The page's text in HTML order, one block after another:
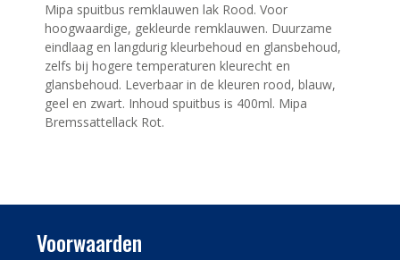
Mipa spuitbus remklauwen lak Rood. Voor
hoogwaardige, gekleurde remklauwen. Duurzame
eindlaag en langdurig kleurbehoud en glansbehoud,
zelfs bij hogere temperaturen kleurecht en
glansbehoud. Leverbaar in de kleuren rood, blauw,
geel en zwart. Inhoud spuitbus is 400ml. Mipa
Bremssattellack Rot.
Voorwaarden